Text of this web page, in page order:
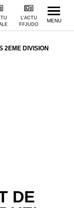
L'ACTU
FFJUDO
MENU
2EME DIVISION
DE